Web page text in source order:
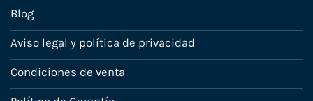
Blog
Aviso legal y política de privacidad
Condiciones de venta